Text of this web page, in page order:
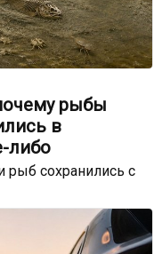
рыбы
в
либо
рыб сохранились с